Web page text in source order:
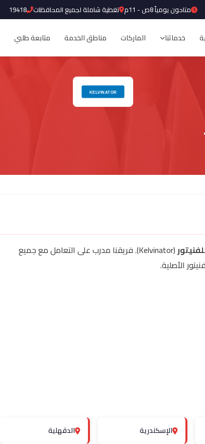
متاحون يومياً 8ص - 11م تغطية شاملة لجميع المحافظات 19418
خدماتنا الماركات مناطق الخدمة متابعة طلبي
(Kelvinator). فريقنا مدرب على التعامل مع جميع
الأصلية.
الإسكندرية الدقهلية